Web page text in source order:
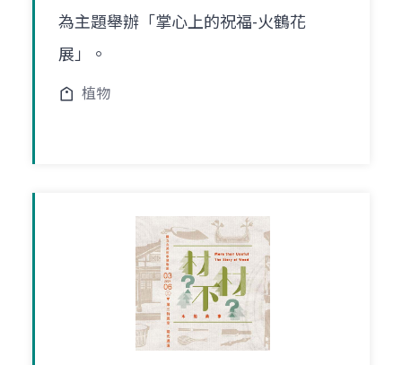
為主題舉辦「掌心上的祝福-火鶴花
展」。
植物